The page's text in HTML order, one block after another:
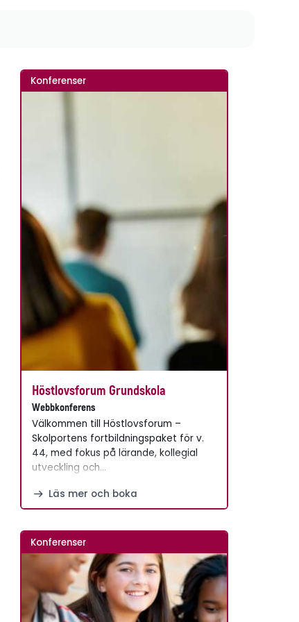
Konferenser
Höstlovsforum Grundskola
Webbkonferens
Välkommen till Höstlovsforum –
Skolportens fortbildningspaket för v.
44, med fokus på lärande, kollegial
utveckling och…
Läs mer och boka
Konferenser